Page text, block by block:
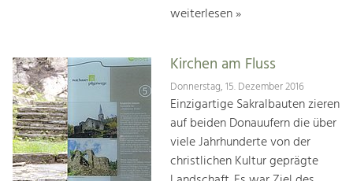
weiterlesen »
Kirchen am Fluss
Donnerstag, 15. Dezember 2016
Einzigartige Sakralbauten zieren
auf beiden Donauufern die über
viele Jahrhunderte von der
christlichen Kultur geprägte